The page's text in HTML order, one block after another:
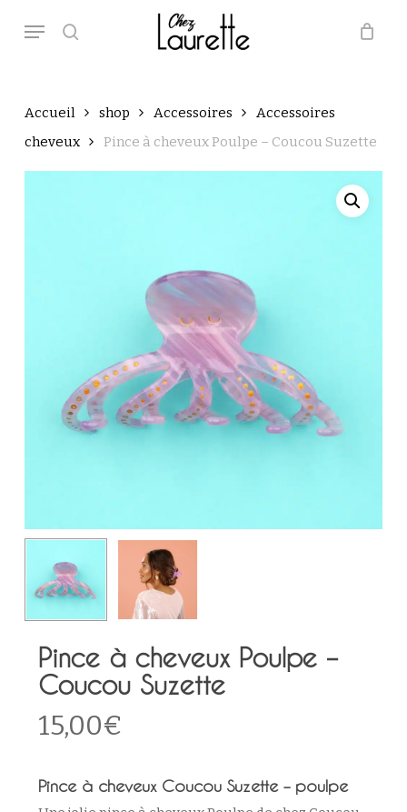
main
search
Menu
Panier Close
Accueil shop Accessoires
Accessoires
cheveux
Pince à cheveux Poulpe – Coucou Suzette
Pince à cheveux Poulpe –
Coucou Suzette
15,00€
Pince à cheveux Coucou Suzette – poulpe